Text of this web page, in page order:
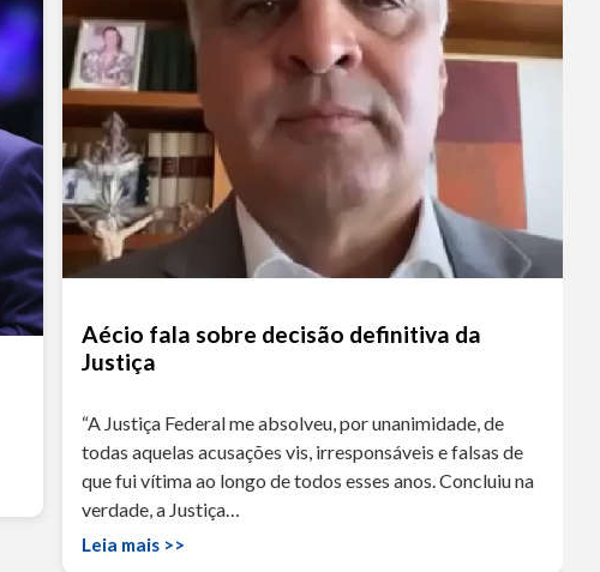
Aécio fala sobre decisão definitiva da
Justiça
“A Justiça Federal me absolveu, por unanimidade, de
todas aquelas acusações vis, irresponsáveis e falsas de
que fui vítima ao longo de todos esses anos. Concluiu na
verdade, a Justiça…
Leia mais >>